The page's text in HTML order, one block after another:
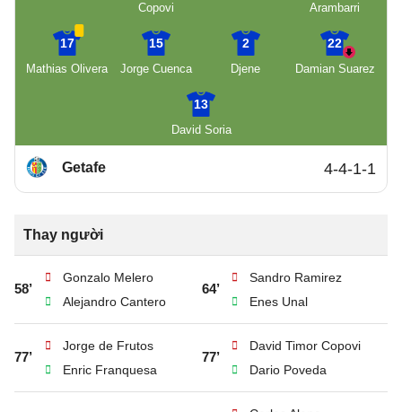
Copovi
Arambarri
17
Mathias Olivera
15
Jorge Cuenca
2
Djene
22
Damian Suarez
13
David Soria
Getafe 4-4-1-1
Thay người
58’
Gonzalo Melero
Alejandro Cantero
64’
Sandro Ramirez
Enes Unal
77’
Jorge de Frutos
Enric Franquesa
77’
David Timor Copovi
Dario Poveda